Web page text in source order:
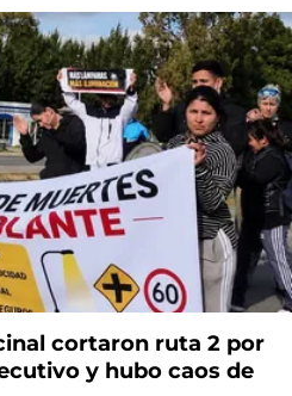
cortaron ruta 2 por
y hubo caos de